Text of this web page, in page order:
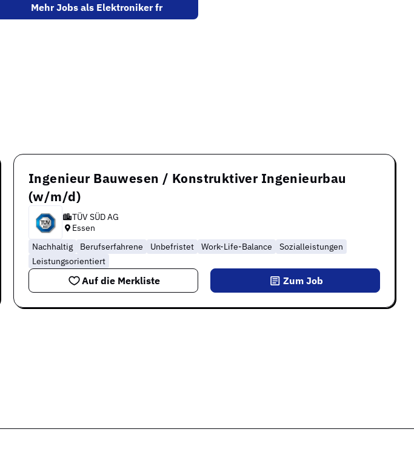
Mehr Jobs als Elektroniker fr
Ingenieur Bauwesen / Konstruktiver Ingenieurbau
(w/m/d)
TÜV SÜD AG
Essen
Nachhaltig
Berufserfahrene Unbefristet Work-Life-Balance
Sozialleistungen
Leistungsorientiert
Auf die Merkliste Zum Job